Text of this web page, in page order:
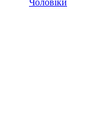
Чоловіки